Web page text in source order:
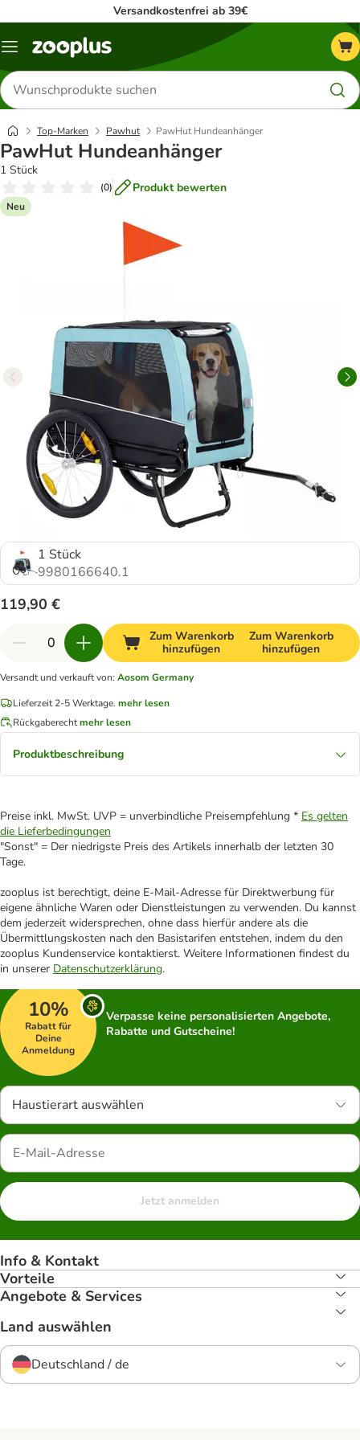
Versandkostenfrei ab 39€
Menü
Produkte
suchen
Top-Marken Pawhut PawHut Hundeanhänger
PawHut Hundeanhänger
1 Stück
(0) Produkt bewerten
Neu
1 Stück
9980166640.1
119,90 €
Zum Warenkorb
hinzufügen
Zum Warenkorb
hinzufügen
Versandt und verkauft von: Aosom Germany
Lieferzeit 2-5 Werktage. mehr lesen
Rückgaberechtmehr lesen
Produktbeschreibung
Preise inkl. MwSt. UVP = unverbindliche Preisempfehlung * Es gelten
die Lieferbedingungen
"Sonst" = Der niedrigste Preis des Artikels innerhalb der letzten 30
Tage.
zooplus ist berechtigt, deine E-Mail-Adresse für Direktwerbung für
eigene ähnliche Waren oder Dienstleistungen zu verwenden. Du kannst
dem jederzeit widersprechen, ohne dass hierfür andere als die
Übermittlungskosten nach den Basistarifen entstehen, indem du den
zooplus Kundenservice kontaktierst. Weitere Informationen findest du
in unserer Datenschutzerklärung.
10%
Rabatt für
Deine
Anmeldung
Verpasse keine personalisierten Angebote,
Rabatte und Gutscheine!
Haustierart auswählen
Jetzt anmelden
Info & Kontakt
Vorteile
Angebote & Services
Land auswählen
Deutschland / de